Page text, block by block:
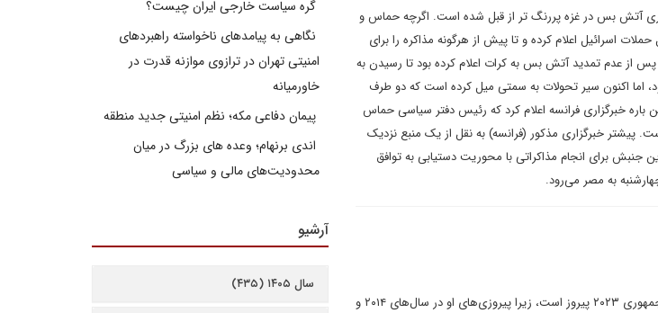
آتش بس در غزه پررنگ تر از قبل شده است. اگرچه حماس و
اسرائیل اعلام کرده و تا پیش از هرگونه مذاکره را برای
از عدم تمدید آتش بس به کرات اعلام کرده بود تا رسیدن به
اما اکنون سیر تحولات به سمتی میل کرده است که دو طرف
خبرگزاری فرانسه اعلام کرد که رئیس دفتر سیاسی حماس
پیشتر خبرگزاری مذکور (فرانسه) به نقل از یک منبع نزدیک
جنبش برای انجام مذاکراتی با محوریت دستیابی به توافق
به مصر می‌رود.
مخالفان و حامیان سیسی پذیرفته‌اند که او در انتخابات ریاست جمهوری ۲۰۲۳ پیروز است، زیرا پیروزی‌های او در سال‌های ۲۰۱۴ و
گره سیاست خارجی ایران چیست؟
نگاهی به پیامدهای ناخواسته راهبردهای
امنیتی تهران در ترازوی موازنه قدرت در
خاورمیانه
پیمان دفاعی مکه؛ نظم امنیتی جدید منطقه
اندی برنهام؛ وعده های بزرگ در میان
محدودیت‌های مالی و سیاسی
آرشیو
سال ۱۴۰۵ (۴۳۵)